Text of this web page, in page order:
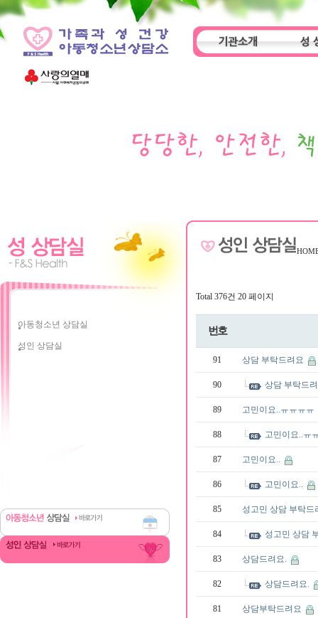
기관소개 성
아동청소년 상담실
성인 상담실
Total 376건 20 페이지
번호
91 상담 부탁드려요
90 상담 부탁드
89 고민이요..ㅠㅠㅠㅠ
88 고민이요..ㅠ
87 고민이요..
86 고민이요..
85 성고민 상담 부탁
84 성고민 상담
83 상담드려요.
82 상담드려요.
81 상담부탁드려요